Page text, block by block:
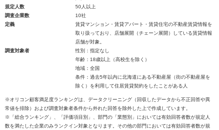
規定人数
50人以上
調査企業数
10社
定義
賃貸マンション・賃貸アパート・賃貸住宅の不動産賃貸情報を
取り扱っており、店舗展開（チェーン展開）している賃貸情報
店舗が対象。
調査対象者
性別：指定なし
年齢：18歳以上（高校生を除く）
地域：全国
条件：過去5年以内に北海道にある不動産屋（街の不動産屋を
除く）を利用して住居賃貸契約をしたことがある人
※オリコン顧客満足度ランキングは、データクリーニング（回収したデータから不正回答や異
常値を排除）および調査対象者条件から外れた回答を除外した上で作成しています。
※「総合ランキング」、「評価項目別」、部門の「業態別」においては有効回答者数が規定人
数を満たした企業のみランクイン対象となります。その他の部門においては有効回答者数が規